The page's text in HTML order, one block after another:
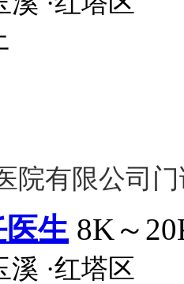
院有限公司
医生 8K～
溪 ·红塔区